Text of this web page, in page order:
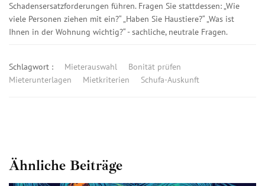
Schadensersatzforderungen führen. Fragen Sie stattdessen: „Wie
viele Personen ziehen mit ein?“ „Haben Sie Haustiere?“ „Was ist
Ihnen in der Wohnung wichtig?“ - sachliche, neutrale Fragen.
Schlagwort : Mieterauswahl
Bonität prüfen
Mieterunterlagen
Mietkriterien Schufa-Auskunft
Ähnliche Beiträge